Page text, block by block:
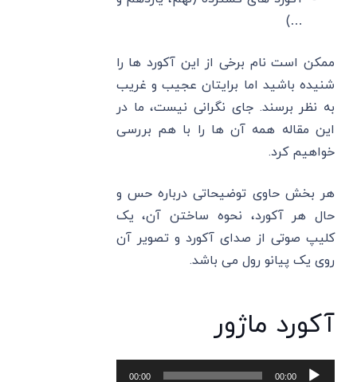
…)
ممکن است نام برخی از این آکورد ها را
شنیده باشید اما برایتان عجیب و غریب
به نظر برسند. جای نگرانی نیست، ما در
این مقاله همه آن ها را با هم بررسی
خواهیم کرد.
هر بخش حاوی توضیحاتی درباره حس و
حال هر آکورد، نحوه ساختن آن، یک
کلیپ صوتی از صدای آکورد و تصویر آن
روی یک پیانو رول می‌ باشد.
آکورد ماژور
پخش‌کننده
00:00
00:00